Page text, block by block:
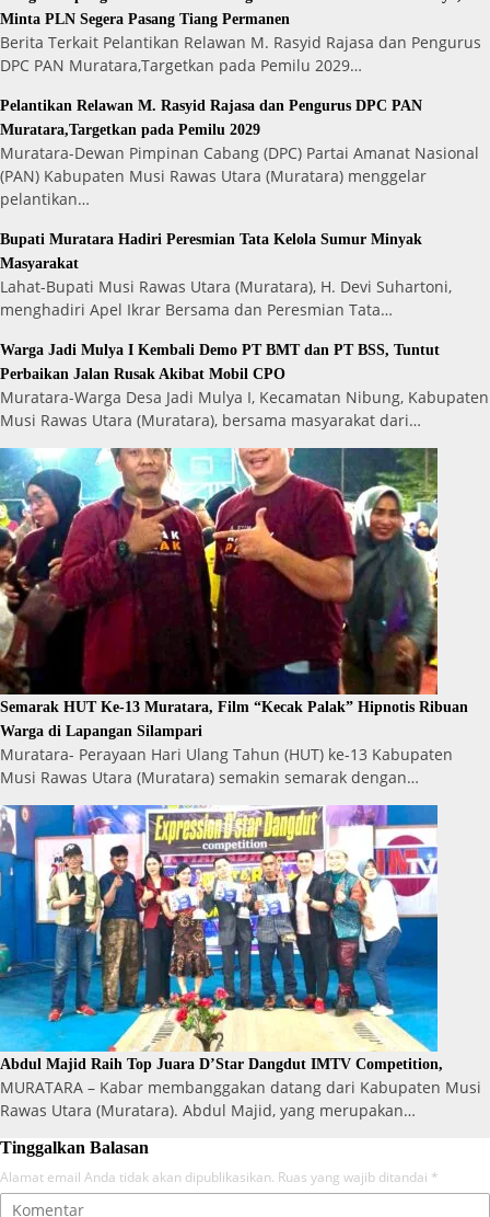
Minta PLN Segera Pasang Tiang Permanen
Berita Terkait Pelantikan Relawan M. Rasyid Rajasa dan Pengurus
DPC PAN Muratara,Targetkan pada Pemilu 2029…
Pelantikan Relawan M. Rasyid Rajasa dan Pengurus DPC PAN
Muratara,Targetkan pada Pemilu 2029
Muratara-Dewan Pimpinan Cabang (DPC) Partai Amanat Nasional
(PAN) Kabupaten Musi Rawas Utara (Muratara) menggelar
pelantikan…
Bupati Muratara Hadiri Peresmian Tata Kelola Sumur Minyak
Masyarakat
Lahat-Bupati Musi Rawas Utara (Muratara), H. Devi Suhartoni,
menghadiri Apel Ikrar Bersama dan Peresmian Tata…
Warga Jadi Mulya I Kembali Demo PT BMT dan PT BSS, Tuntut
Perbaikan Jalan Rusak Akibat Mobil CPO
Muratara-Warga Desa Jadi Mulya I, Kecamatan Nibung, Kabupaten
Musi Rawas Utara (Muratara), bersama masyarakat dari…
Semarak HUT Ke-13 Muratara, Film “Kecak Palak” Hipnotis Ribuan
Warga di Lapangan Silampari
Muratara- Perayaan Hari Ulang Tahun (HUT) ke-13 Kabupaten
Musi Rawas Utara (Muratara) semakin semarak dengan…
Abdul Majid Raih Top Juara D’Star Dangdut IMTV Competition,
MURATARA – Kabar membanggakan datang dari Kabupaten Musi
Rawas Utara (Muratara). Abdul Majid, yang merupakan…
Tinggalkan Balasan
Alamat email Anda tidak akan dipublikasikan. Ruas yang wajib ditandai *